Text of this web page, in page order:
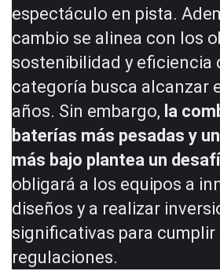
espectáculo en pista.
cambio se alinea con los
sostenibilidad y eficiencia
categoría busca alcanzar
años. Sin embargo, la
baterías más pesadas y
más bajo plantea un
obligará a los equipos a
diseños y a realizar
significativas para cumplir
regulaciones.